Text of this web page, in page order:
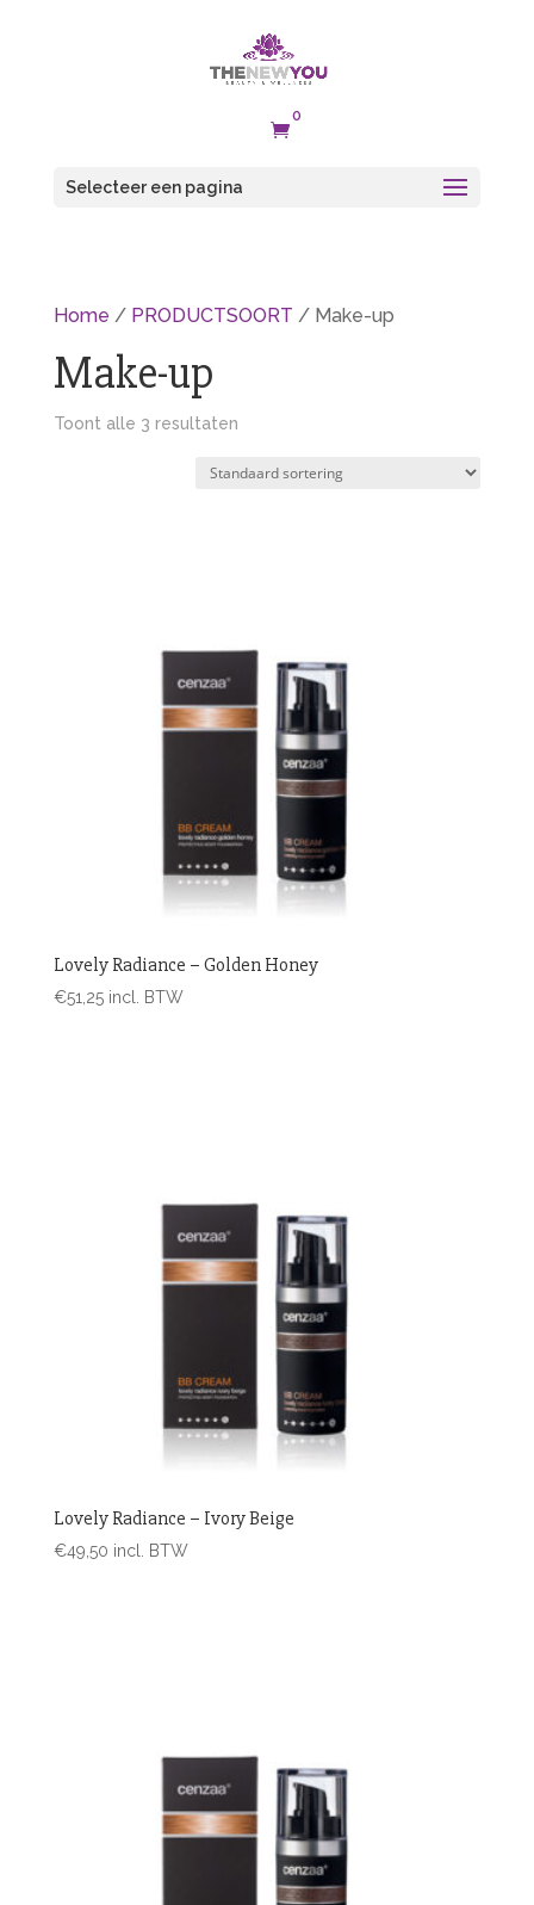

0
Selecteer een pagina
Home / PRODUCTSOORT / Make-up
Make-up
Toont alle 3 resultaten
Lovely Radiance – Golden Honey
€51,25 incl. BTW
Lovely Radiance – Ivory Beige
€49,50 incl. BTW